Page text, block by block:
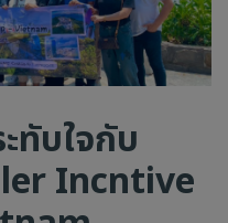
ทับใจกับ
Incntive